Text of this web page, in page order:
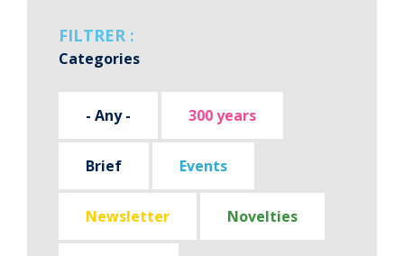
FILTRER :
Categories
- Any - 300 years
Brief Events
Newsletter Novelties